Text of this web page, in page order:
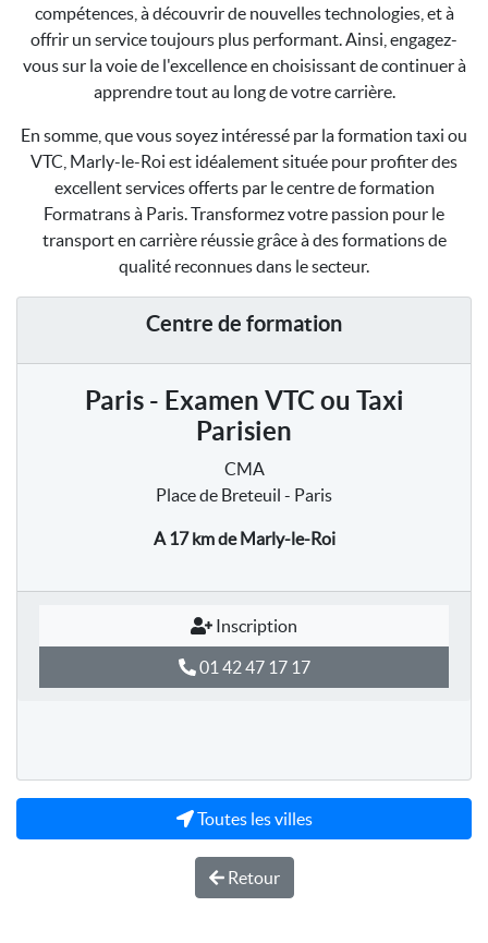
compétences, à découvrir de nouvelles technologies, et à
offrir un service toujours plus performant. Ainsi, engagez-
vous sur la voie de l'excellence en choisissant de continuer à
apprendre tout au long de votre carrière.
En somme, que vous soyez intéressé par la formation taxi ou
VTC, Marly-le-Roi est idéalement située pour profiter des
excellent services offerts par le centre de formation
Formatrans à Paris. Transformez votre passion pour le
transport en carrière réussie grâce à des formations de
qualité reconnues dans le secteur.
Centre de formation
Paris - Examen VTC ou Taxi
Parisien
CMA
Place de Breteuil - Paris
A 17 kmde Marly-le-Roi
Inscription
01 42 47 17 17
Toutes les villes
Retour